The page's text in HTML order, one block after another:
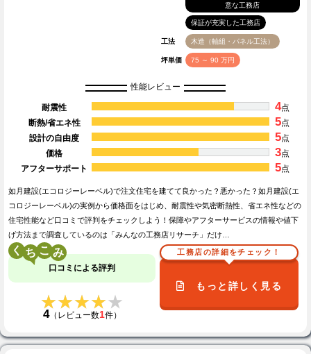
意な工務店
保証が充実した工務店
工法 木造（軸組・パネル工法）
坪単価 75 ～ 90 万円
性能レビュー
耐震性 4点
断熱/省エネ性
5点
設計の自由度
5点
価格
3点
アフターサポート
5点
如月建設(エコロジーレーベル)で注文住宅を建てて良かった？悪かった？如月建設(エ
コロジーレーベル)の実例から価格面をはじめ、耐震性や気密断熱性、省エネ性などの
住宅性能など口コミで評判をチェックしよう！保障やアフターサービスの情報や値下
げ方法まで調査しているのは「みんなの工務店リサーチ」だけ…
く こ
口コミによる評判
★★★★★
★★★★★
4（レビュー数1件）
工務店の詳細をチェック！
もっと詳しく見る